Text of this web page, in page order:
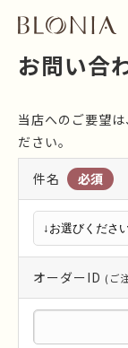
お問い合
当店へのご要望
ださい。
件名
オーダーID (ご